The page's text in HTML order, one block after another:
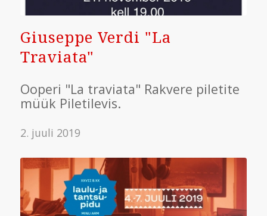
Giuseppe Verdi "La
Traviata"
Ooperi "La traviata" Rakvere piletite
müük Piletilevis.
2. juuli 2019